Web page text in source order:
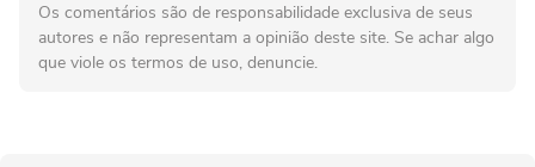
Os comentários são de responsabilidade exclusiva de seus
autores e não representam a opinião deste site. Se achar algo
que viole os termos de uso, denuncie.